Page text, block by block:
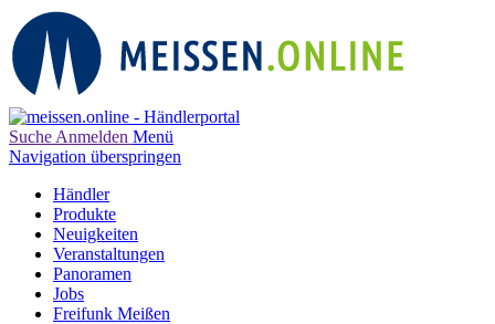
Suche Anmelden Menü
Navigation überspringen
Händler
Produkte
Neuigkeiten
Veranstaltungen
Panoramen
Jobs
Freifunk Meißen